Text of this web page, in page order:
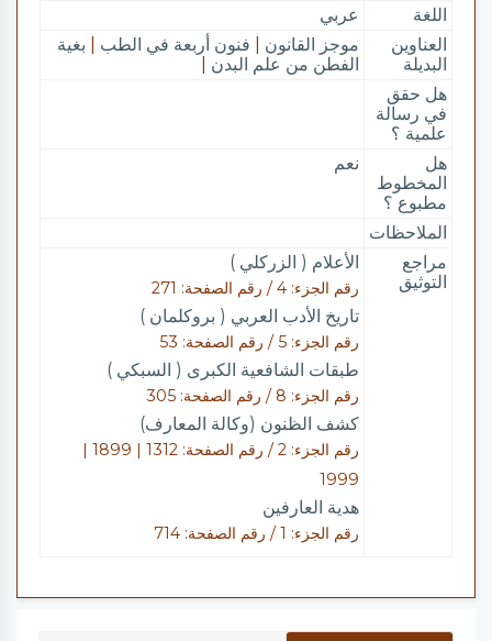
اللغة
عربي
العناوين
البديلة
موجز القانون فنون أربعة في الطب
بغية
الفطن من علم البدن
هل حقق
في رسالة
علمية ؟
هل
المخطوط
مطبوع ؟
نعم
الملاحظات
مراجع
التوثيق
الأعلام ( الزركلي )
رقم الجزء: 4 / رقم الصفحة: 271
تاريخ الأدب العربي ( بروكلمان )
رقم الجزء: 5 / رقم الصفحة: 53
طبقات الشافعية الكبرى ( السبكي )
رقم الجزء: 8 / رقم الصفحة: 305
كشف الظنون (وكالة المعارف)
رقم الجزء: 2 / رقم الصفحة: 1312 | 1899 |
1999
هدية العارفين
رقم الجزء: 1 / رقم الصفحة: 714